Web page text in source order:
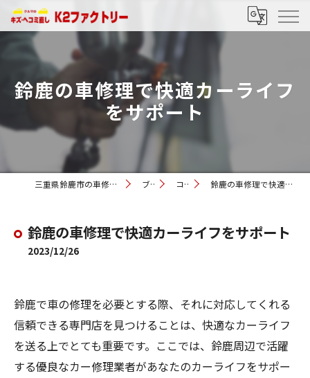
鈴鹿の車修理で快適カーライフ
をサポート
三重県鈴鹿市の車修理ならK2ファクトリー ブログ コラム 鈴鹿の車修理で快適カーライフをサポート
鈴鹿の車修理で快適カーライフをサポート
2023/12/26
鈴鹿で車の修理を必要とする際、それに対応してくれる
信頼できる専門店を見つけることは、快適なカーライフ
を送る上でとても重要です。ここでは、鈴鹿周辺で活躍
する優良なカー修理業者があなたのカーライフをサポー